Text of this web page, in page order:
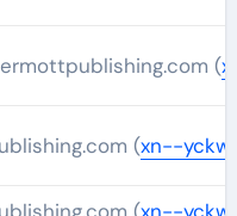
(
(xn--